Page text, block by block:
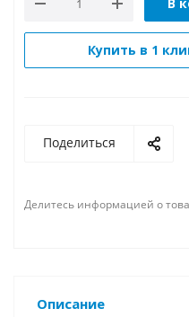
Купить в 1
Поделиться
Делитесь информацией о
Описание